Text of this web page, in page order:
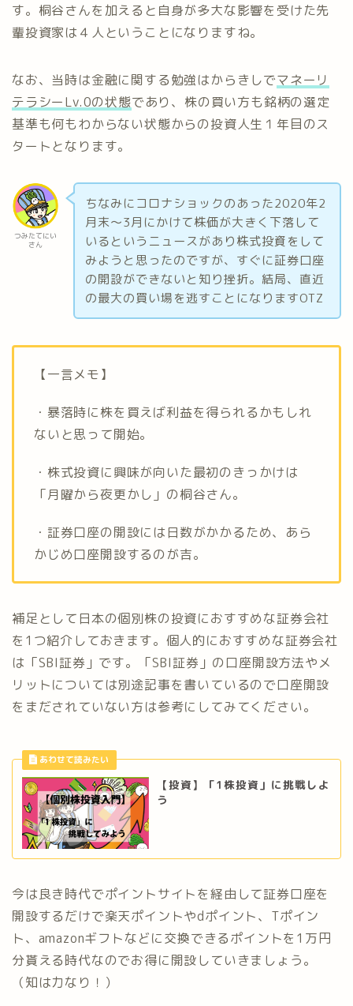
す。桐谷さんを加えると自身が多大な影響を受けた先
輩投資家は４人ということになりますね。
なお、当時は金融に関する勉強はからきしでマネーリ
テラシーLv.0の状態であり、株の買い方も銘柄の選定
基準も何もわからない状態からの投資人生１年目のス
タートとなります。
つみたてにい
さん
ちなみにコロナショックのあった2020年2
月末～3月にかけて株価が大きく下落して
いるというニュースがあり株式投資をして
みようと思ったのですが、すぐに証券口座
の開設ができないと知り挫折。結局、直近
の最大の買い場を逃すことになりますOTZ
【一言メモ】
・暴落時に株を買えば利益を得られるかもしれ
ないと思って開始。
・株式投資に興味が向いた最初のきっかけは
「月曜から夜更かし」の桐谷さん。
・証券口座の開設には日数がかかるため、あら
かじめ口座開設するのが吉。
補足として日本の個別株の投資におすすめな証券会社
を1つ紹介しておきます。個人的におすすめな証券会社
は「SBI証券」です。「SBI証券」の口座開設方法やメ
リットについては別途記事を書いているので口座開設
をまだされていない方は参考にしてみてください。
【投資】「1株投資」に挑戦しよ
う
今は良き時代でポイントサイトを経由して証券口座を
開設するだけで楽天ポイントやdポイント、Tポイン
ト、amazonギフトなどに交換できるポイントを1万円
分貰える時代なのでお得に開設していきましょう。
（知は力なり！）